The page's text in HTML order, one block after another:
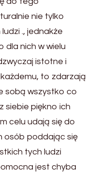
nie tylko
., jednakże
dla nich w wielu
istotne i
to zdarzają
sobą wszystko co
siebie piękno ich
celu udają się do
osób poddając się
tych ludzi
jest chyba